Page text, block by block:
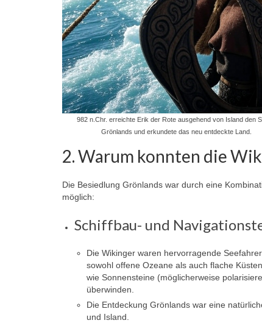
982 n.Chr. erreichte Erik der Rote ausgehend von Island den
Grönlands und erkundete das neu entdeckte Land.
2. Warum konnten die
Die Besiedlung Grönlands war durch eine
möglich:
Schiffbau- und
Die Wikinger waren hervorragende
sowohl offene Ozeane als auch flache
wie Sonnensteine (möglicherweise
überwinden.
Die Entdeckung Grönlands war eine
und Island.